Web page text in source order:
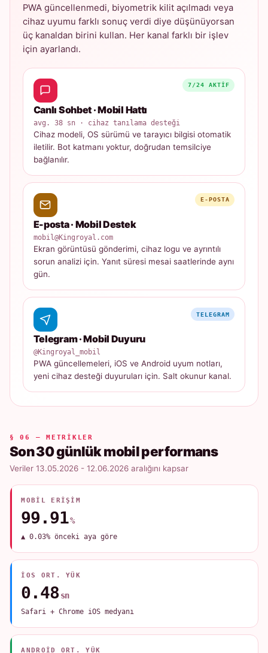
PWA güncellenmedi, biyometrik kilit açılmadı veya
cihaz uyumu farklı sonuç verdi diye düşünüyorsan
üç kanaldan birini kullan. Her kanal farklı bir işlev
için ayarlandı.
7/24 AKTIF
Canlı Sohbet · Mobil Hattı
avg. 38 sn · cihaz tanılama desteği
Cihaz modeli, OS sürümü ve tarayıcı bilgisi otomatik
iletilir. Bot katmanı yoktur, doğrudan temsilciye
bağlanılır.
E-POSTA
E-posta · Mobil Destek
mobil@Kingroyal.com
Ekran görüntüsü gönderimi, cihaz logu ve ayrıntılı
sorun analizi için. Yanıt süresi mesai saatlerinde aynı
gün.
TELEGRAM
Telegram · Mobil Duyuru
@Kingroyal_mobil
PWA güncellemeleri, iOS ve Android uyum notları,
yeni cihaz desteği duyuruları için. Salt okunur kanal.
§ 06 — METRIKLER
Son 30 günlük mobil performans
Veriler 13.05.2026 - 12.06.2026 aralığını kapsar
MOBIL ERIŞIM
99.91%
▲ 0.03% önceki aya göre
IOS ORT. YÜK
0.48 sn
Safari + Chrome iOS medyanı
ANDROID ORT. YÜK